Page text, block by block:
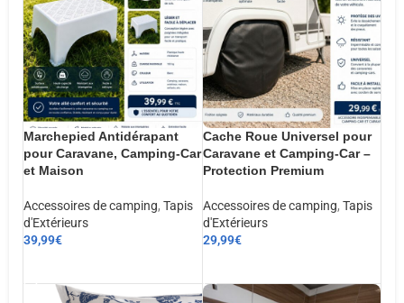
Marchepied Antidérapant
pour Caravane, Camping-Car
et Maison
Accessoires de camping, Tapis
d'Extérieurs
39,99€
Cache Roue Universel pour
Caravane et Camping-Car –
Protection Premium
Accessoires de camping, Tapis
d'Extérieurs
29,99€